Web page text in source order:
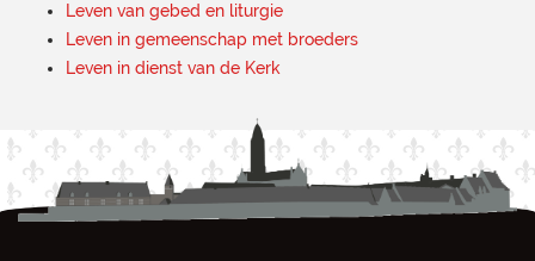
Leven van gebed en liturgie
Leven in gemeenschap met broeders
Leven in dienst van de Kerk